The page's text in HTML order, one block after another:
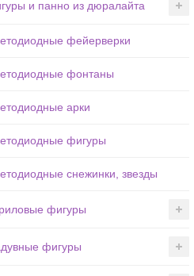
и панно из дюралайта
фейерверки
фонтаны
арки
фигуры
снежинки, звезды
фигуры
фигуры